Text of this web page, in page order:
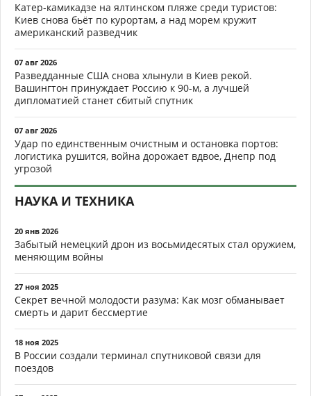
Катер-камикадзе на ялтинском пляже среди туристов:
Киев снова бьёт по курортам, а над морем кружит
американский разведчик
07 авг 2026
Разведданные США снова хлынули в Киев рекой.
Вашингтон принуждает Россию к 90-м, а лучшей
дипломатией станет сбитый спутник
07 авг 2026
Удар по единственным очистным и остановка портов:
логистика рушится, война дорожает вдвое, Днепр под
угрозой
НАУКА И ТЕХНИКА
20 янв 2026
Забытый немецкий дрон из восьмидесятых стал оружием,
меняющим войны
27 ноя 2025
Секрет вечной молодости разума: Как мозг обманывает
смерть и дарит бессмертие
18 ноя 2025
В России создали терминал спутниковой связи для
поездов